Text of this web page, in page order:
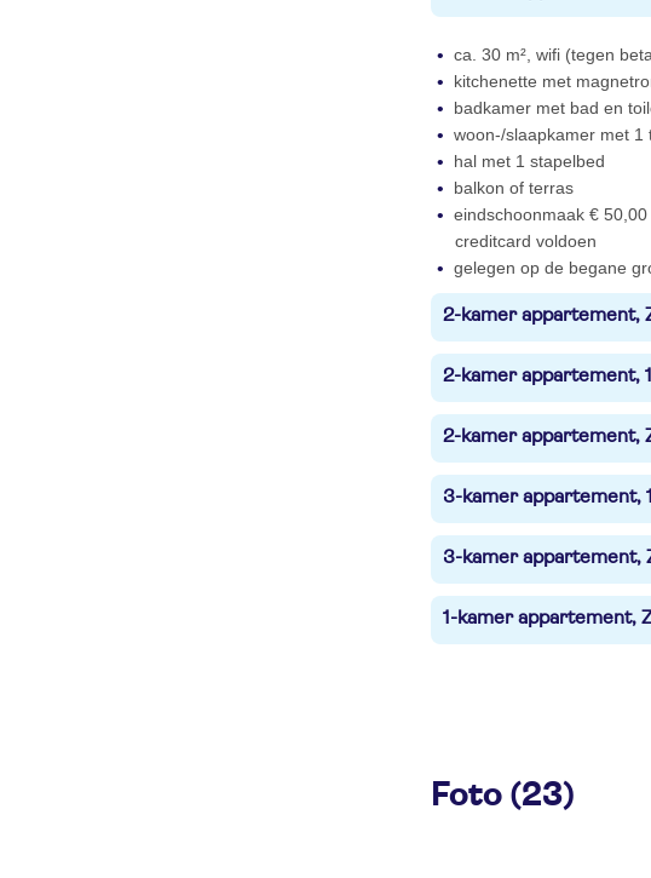
ca. 30 m², wifi (tegen
kitchenette met
badkamer met bad en
woon-/slaapkamer met 1
hal met 1 stapelbed
balkon of terras
eindschoonmaak €
creditcard voldoen
gelegen op de begane
2-kamer appartement,
2-kamer appartement,
2-kamer appartement,
3-kamer appartement,
3-kamer appartement,
1-kamer appartement,
Foto (23)